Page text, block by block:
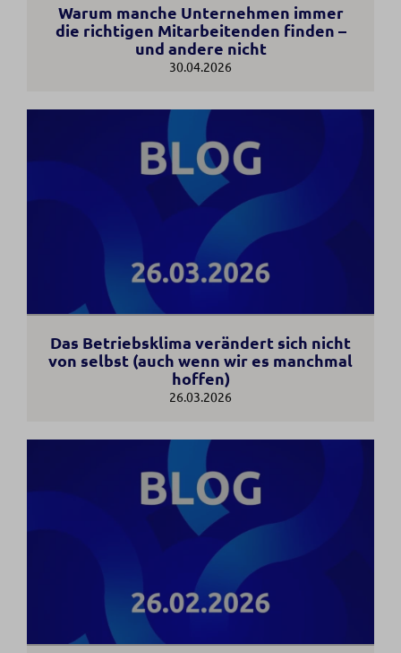
Warum manche Unternehmen immer
die richtigen Mitarbeitenden finden –
und andere nicht
30.04.2026
Das Betriebsklima verändert sich nicht
von selbst (auch wenn wir es manchmal
hoffen)
26.03.2026